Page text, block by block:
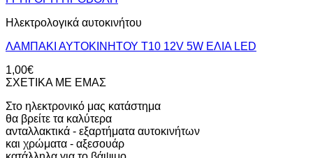
Ηλεκτρολογικά αυτοκινήτου
ΛΑΜΠΑΚΙ ΑΥΤΟΚΙΝΗΤΟΥ T10 12V 5W EΛΙΑ LED
1,00€
ΣΧΕΤΙΚΑ ΜΕ ΕΜΑΣ
Στο ηλεκτρονικό μας κατάστημα
θα βρείτε τα καλύτερα
ανταλλακτικά - εξαρτήματα αυτοκινήτων
και χρώματα - αξεσουάρ